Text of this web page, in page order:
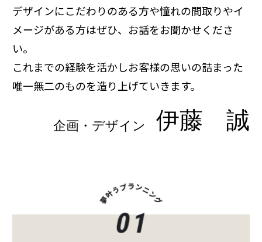
デザインにこだわりのある方や憧れの間取りやイ
メージがある方はぜひ、お話をお聞かせくださ
い。
これまでの経験を活かしお客様の思いの詰まった
唯一無二のものを造り上げていきます。
企画・デザイン 伊藤 誠